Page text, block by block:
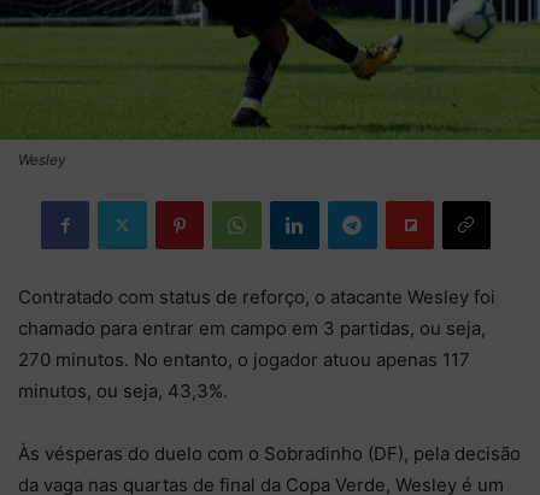
Wesley
Contratado com status de reforço, o atacante Wesley foi
chamado para entrar em campo em 3 partidas, ou seja,
270 minutos. No entanto, o jogador atuou apenas 117
minutos, ou seja, 43,3%.
Às vésperas do duelo com o Sobradinho (DF), pela decisão
da vaga nas quartas de final da Copa Verde, Wesley é um